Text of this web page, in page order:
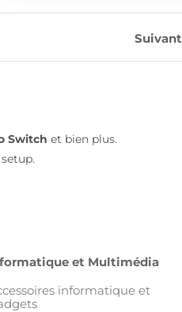
Suivant
Switch et bien plus.
et Multimédia
informatique et